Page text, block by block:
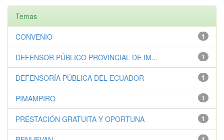
Temas
1
CONVENIO
1
DEFENSOR PÚBLICO PROVINCIAL DE IM...
1
DEFENSORÍA PÚBLICA DEL ECUADOR
1
PIMAMPIRO
1
PRESTACIÓN GRATUITA Y OPORTUNA